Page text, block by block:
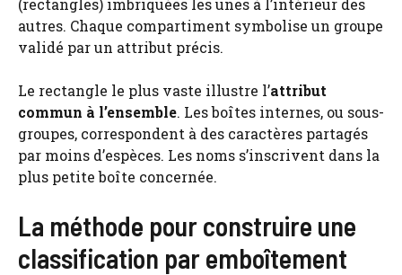
(rectangles) imbriquées les unes à l’intérieur des
autres. Chaque compartiment symbolise un groupe
validé par un attribut précis.
Le rectangle le plus vaste illustre l’attribut
commun à l’ensemble. Les boîtes internes, ou sous-
groupes, correspondent à des caractères partagés
par moins d’espèces. Les noms s’inscrivent dans la
plus petite boîte concernée.
La méthode pour construire une
classification par emboîtement